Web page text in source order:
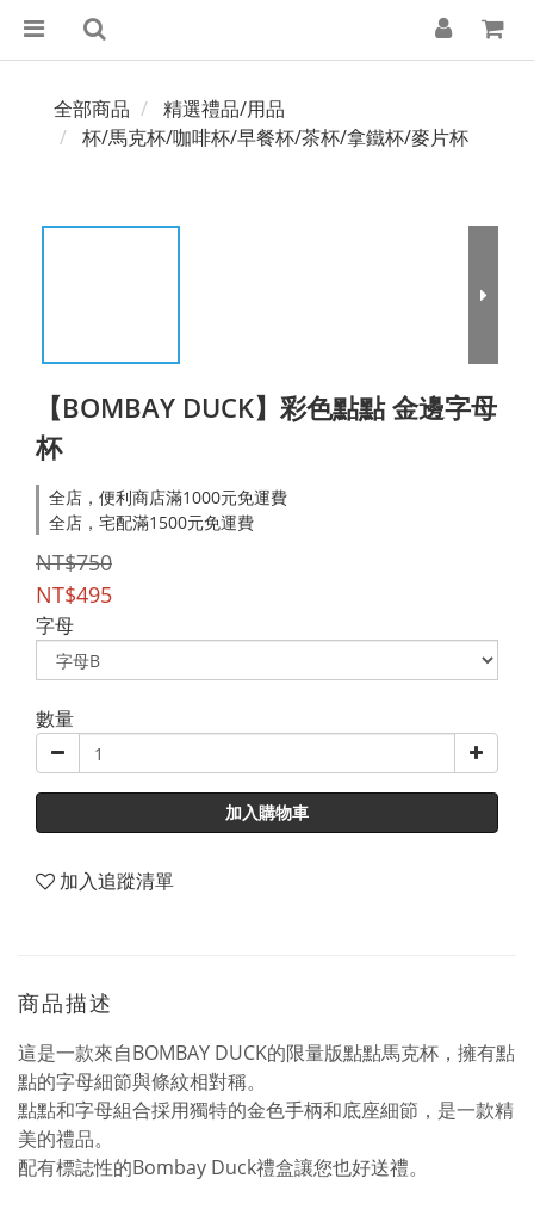
全部商品
精選禮品/用品
杯/馬克杯/咖啡杯/早餐杯/茶杯/拿鐵杯/麥片杯
【BOMBAY DUCK】彩色點點 金邊字母
杯
全店，便利商店滿1000元免運費
全店，宅配滿1500元免運費
NT$750
NT$495
字母
數量
加入購物車
加入追蹤清單
商品描述
這是一款來自BOMBAY DUCK的限量版點點馬克杯， 擁有點
點的字母細節與條紋相對稱。
點點和字母組合採用獨特的金色手柄和底座細節， 是一款精
美的禮品。
配有標誌性的Bombay Duck禮盒讓您也好送禮。